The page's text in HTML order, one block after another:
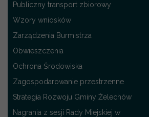
Publiczny transport zbiorowy
Wzory wniosków
Zarządzenia Burmistrza
Obwieszczenia
Ochrona Środowiska
Zagospodarowanie przestrzenne
Strategia Rozwoju Gminy Żelechów
Nagrania z sesji Rady Miejskiej w